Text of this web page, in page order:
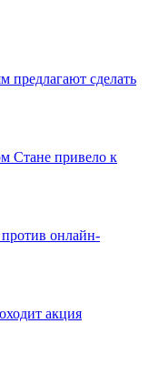
предлагают сделать
Стане привело к
онлайн-
акция